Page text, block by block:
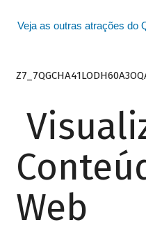
Veja as outras atrações do
Web